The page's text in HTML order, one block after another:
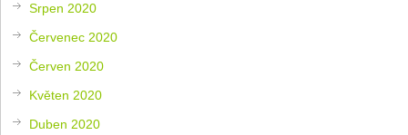
Srpen 2020
Červenec 2020
Červen 2020
Květen 2020
Duben 2020